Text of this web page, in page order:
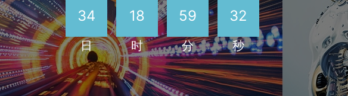
34
日
18
时
59
分
30
秒